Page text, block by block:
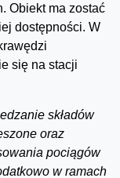
Obiekt ma zostać
dostępności. W
się na stacji
składów
oraz
pociągów
w ramach